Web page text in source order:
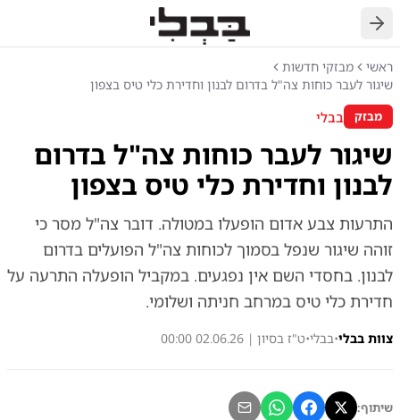
חזרה
ראשי
מבזקי חדשות
שיגור לעבר כוחות צה"ל בדרום לבנון וחדירת כלי טיס בצפון
מבזק בבלי
שיגור לעבר כוחות צה"ל בדרום
לבנון וחדירת כלי טיס בצפון
התרעות צבע אדום הופעלו במטולה. דובר צה"ל מסר כי
זוהה שיגור שנפל בסמוך לכוחות צה"ל הפועלים בדרום
לבנון. בחסדי השם אין נפגעים. במקביל הופעלה התרעה על
חדירת כלי טיס במרחב חניתה ושלומי.
צוות בבלי•בבלי•ט"ז בסיון | 02.06.26 00:00
שיתוף: